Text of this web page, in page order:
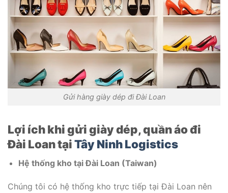
Gửi hàng giày dép đi Đài Loan
Lợi ích khi gửi giày dép, quần áo đi
Đài Loan tạiTây Ninh Logistics
Hệ thống kho tại Đài Loan (Taiwan)
Chúng tôi có hệ thống kho trực tiếp tại Đài Loan nên